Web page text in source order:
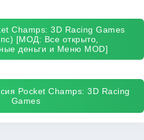
Champs: 3D Racing Games
[МОД: Все открыто,
деньги и Меню MOD]
Pocket Champs: 3D Racing
Games